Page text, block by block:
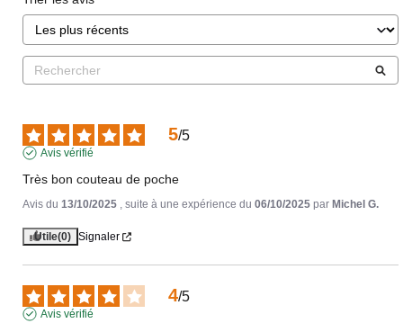
5/5
Avis vérifié
Très bon couteau de poche
Avis du 13/10/2025 , suite à une expérience du 06/10/2025 par Michel G.
Utile(0) Signaler
4/5
Avis vérifié